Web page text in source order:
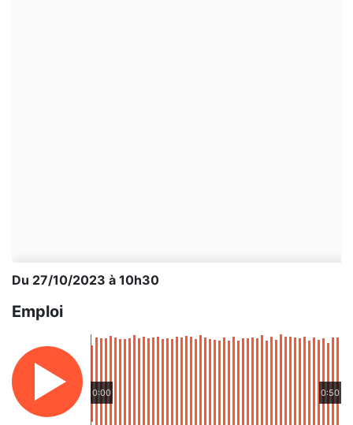
Du 27/10/2023 à 10h30
Emploi
0:00 0:50